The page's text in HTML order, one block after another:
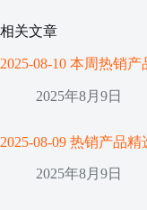
相关文章
2025-08-10 本周热销产
2025年8月9日
2025-08-09 热销产品
2025年8月9日